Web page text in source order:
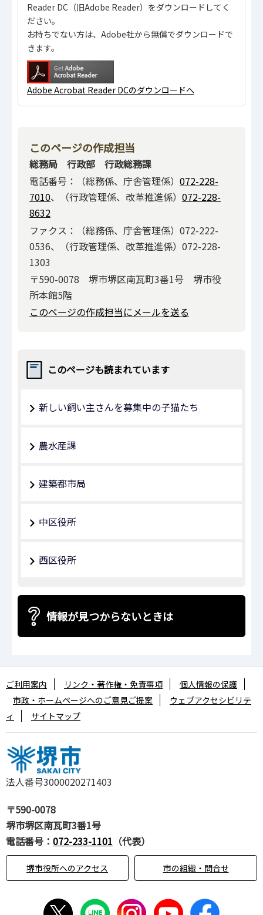
Reader DC（旧Adobe Reader）をダウンロードしてく
ださい。
お持ちでない方は、Adobe社から無償でダウンロードで
きます。
Adobe Acrobat Reader DCのダウンロードへ
このページの作成担当
総務局 行政部 行政総務課
電話番号：（総務係、庁舎管理係） 072-228-
7010、（行政管理係、改革推進係） 072-228-
8632
ファクス：（総務係、庁舎管理係）072-222-
0536、（行政管理係、改革推進係）072-228-
1303
〒590-0078 堺市堺区南瓦町3番1号 堺市役
所本館5階
このページの作成担当にメールを送る
このページも読まれています
新しい飼い主さんを募集中の子猫たち
農水産課
建築都市局
中区役所
西区役所
情報が見つからないときは
法人番号3000020271403
〒590-0078
堺市堺区南瓦町3番1号
電話番号： 072-233-1101 （代表）
堺市役所へのアクセス 市の組織・問合せ
ご利用案内 リンク・著作権・免責事項
個人情報の保護
市政・ホームページへのご意見ご提案
ウェブアクセシビリテ
ィ
サイトマップ